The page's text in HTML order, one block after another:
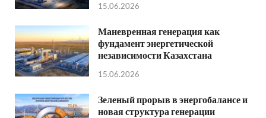
15.06.2026
Маневренная генерация как
фундамент энергетической
независимости Казахстана
15.06.2026
Зеленый прорыв в энергобалансе и
новая структура генерации